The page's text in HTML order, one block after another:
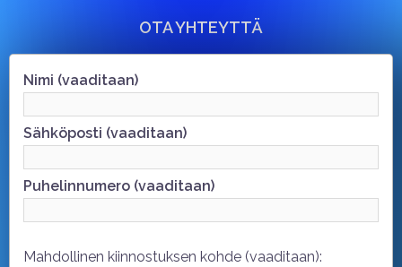
OTA YHTEYTTÄ
Nimi (vaaditaan)
Sähköposti (vaaditaan)
Puhelinnumero (vaaditaan)
Mahdollinen kiinnostuksen kohde (vaaditaan):